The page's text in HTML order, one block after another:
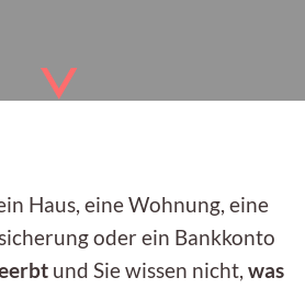
Haus, eine Wohnung, eine
oder ein Bankkonto
und Sie wissen nicht, was